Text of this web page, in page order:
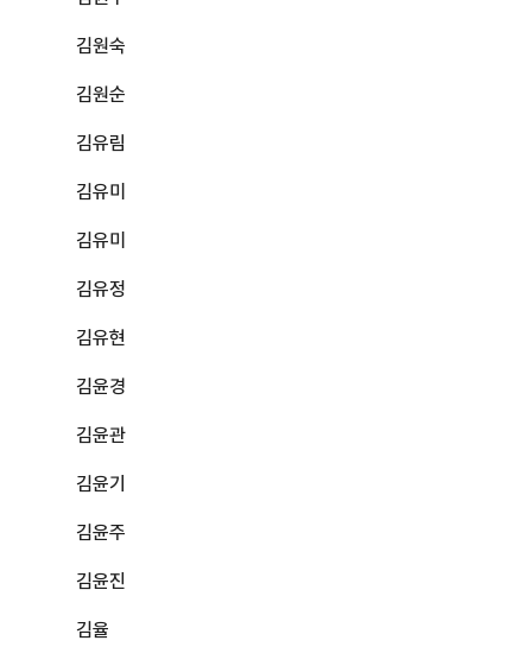
김원숙
김원순
김유림
김유미
김유미
김유정
김유현
김윤경
김윤관
김윤기
김윤주
김윤진
김율